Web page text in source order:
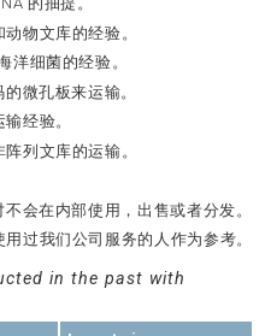
物文库的经验。
洋细菌的经验。
微孔板来运输。
经验。
列文库的运输。
会在内部使用，出售或者分发。
过我们公司服务的人作为参考。
in the past with